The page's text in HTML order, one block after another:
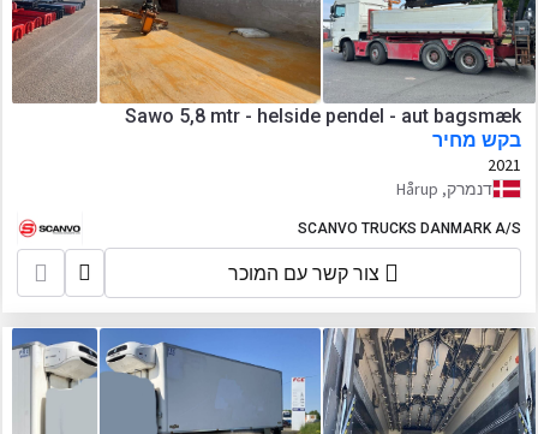
Sawo 5,8 mtr - helside pendel - aut bagsmæk
בקש מחיר
2021
דנמרק, Hårup
SCANVO TRUCKS DANMARK A/S
צור קשר עם המוכר